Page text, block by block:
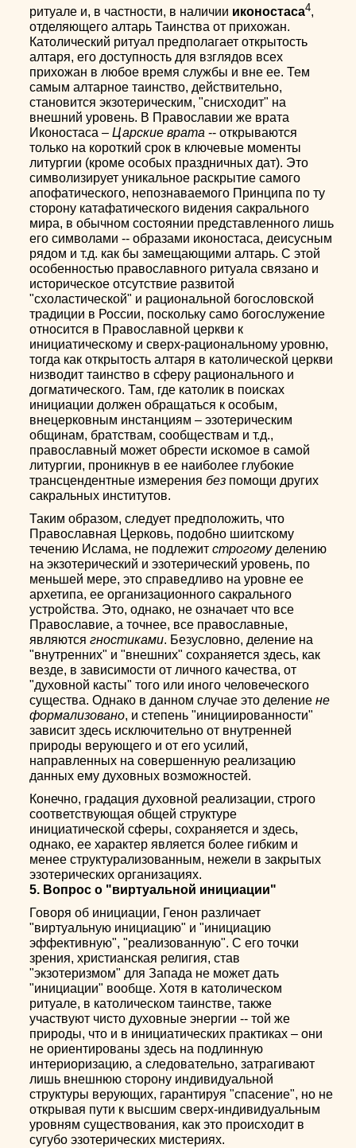
ритуале и, в частности, в наличии иконостаса4,
отделяющего алтарь Таинства от прихожан.
Католический ритуал предполагает открытость
алтаря, его доступность для взглядов всех
прихожан в любое время службы и вне ее. Тем
самым алтарное таинство, действительно,
становится экзотерическим, "снисходит" на
внешний уровень. В Православии же врата
Иконостаса –Царские врата -- открываются
только на короткий срок в ключевые моменты
литургии (кроме особых праздничных дат). Это
символизирует уникальное раскрытие самого
апофатического, непознаваемого Принципа по ту
сторону катафатического видения сакрального
мира, в обычном состоянии представленного лишь
его символами -- образами иконостаса, деисусным
рядом и т.д. как бы замещающими алтарь. С этой
особенностью православного ритуала связано и
историческое отсутствие развитой
"схоластической" и рациональной богословской
традиции в России, поскольку само богослужение
относится в Православной церкви к
инициатическому и сверх-рациональному уровню,
тогда как открытость алтаря в католической церкви
низводит таинство в сферу рационального и
догматического. Там, где католик в поисках
инициации должен обращаться к особым,
внецерковным инстанциям – эзотерическим
общинам, братствам, сообществам и т.д.,
православный может обрести искомое в самой
литургии, проникнув в ее наиболее глубокие
трансцендентные измерениябез помощи других
сакральных институтов.
Таким образом, следует предположить, что
Православная Церковь, подобно шиитскому
течению Ислама, не подлежитстрогомуделению
на экзотерический и эзотерический уровень, по
меньшей мере, это справедливо на уровне ее
архетипа, ее организационного сакрального
устройства. Это, однако, не означает что все
Православие, а точнее, все православные,
являютсягностиками. Безусловно, деление на
"внутренних" и "внешних" сохраняется здесь, как
везде, в зависимости от личного качества, от
"духовной касты" того или иного человеческого
существа. Однако в данном случае это делениене
формализовано, и степень "инициированности"
зависит здесь исключительно от внутренней
природы верующего и от его усилий,
направленных на совершенную реализацию
данных ему духовных возможностей.
Конечно, градация духовной реализации, строго
соответствующая общей структуре
инициатической сферы, сохраняется и здесь,
однако, ее характер является более гибким и
менее структурализованным, нежели в закрытых
эзотерических организациях.
5. Вопрос о "виртуальной инициации"
Говоря об инициации, Генон различает
"виртуальную инициацию" и "инициацию
эффективную", "реализованную". С его точки
зрения, христианская религия, став
"экзотеризмом" для Запада не может дать
"инициации" вообще. Хотя в католическом
ритуале, в католическом таинстве, также
участвуют чисто духовные энергии -- той же
природы, что и в инициатических практиках – они
не ориентированы здесь на подлинную
интериоризацию, а следовательно, затрагивают
лишь внешнюю сторону индивидуальной
структуры верующих, гарантируя "спасение", но не
открывая пути к высшим сверх-индивидуальным
уровням существования, как это происходит в
сугубо эзотерических мистериях.